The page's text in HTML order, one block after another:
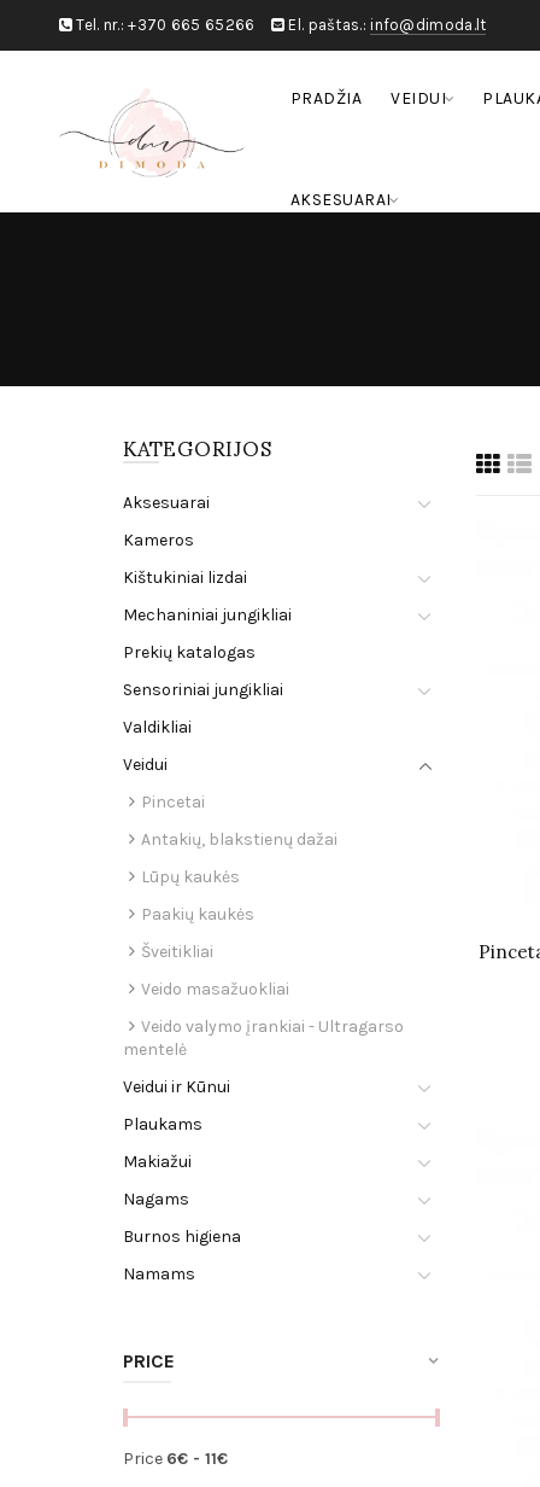
Tel. nr.:+370 665 65266 El. paštas.:info@dimoda.lt
PRADŽIA VEIDUI
AKSESUARAI
KATEGORIJOS
Aksesuarai
Kameros
Kištukiniai lizdai
Mechaniniai jungikliai
Prekių katalogas
Sensoriniai jungikliai
Valdikliai
Veidui
Pincetai
Antakių, blakstienų dažai
Lūpų kaukės
Paakių kaukės
Šveitikliai
Veido masažuokliai
Veido valymo įrankiai - Ultragarso
mentelė
Veidui ir Kūnui
Plaukams
Makiažui
Nagams
Burnos higiena
Namams
PRICE
Price 6€ - 11€